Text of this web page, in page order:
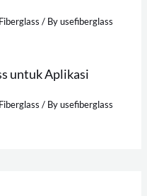
/ Byusefiberglass
untuk Aplikasi
/ Byusefiberglass